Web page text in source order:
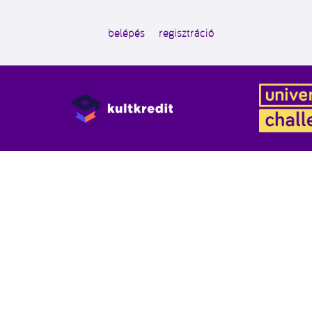
belépés regisztráció